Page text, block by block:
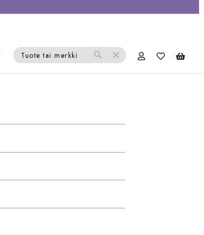
Tuote tai merkki search close